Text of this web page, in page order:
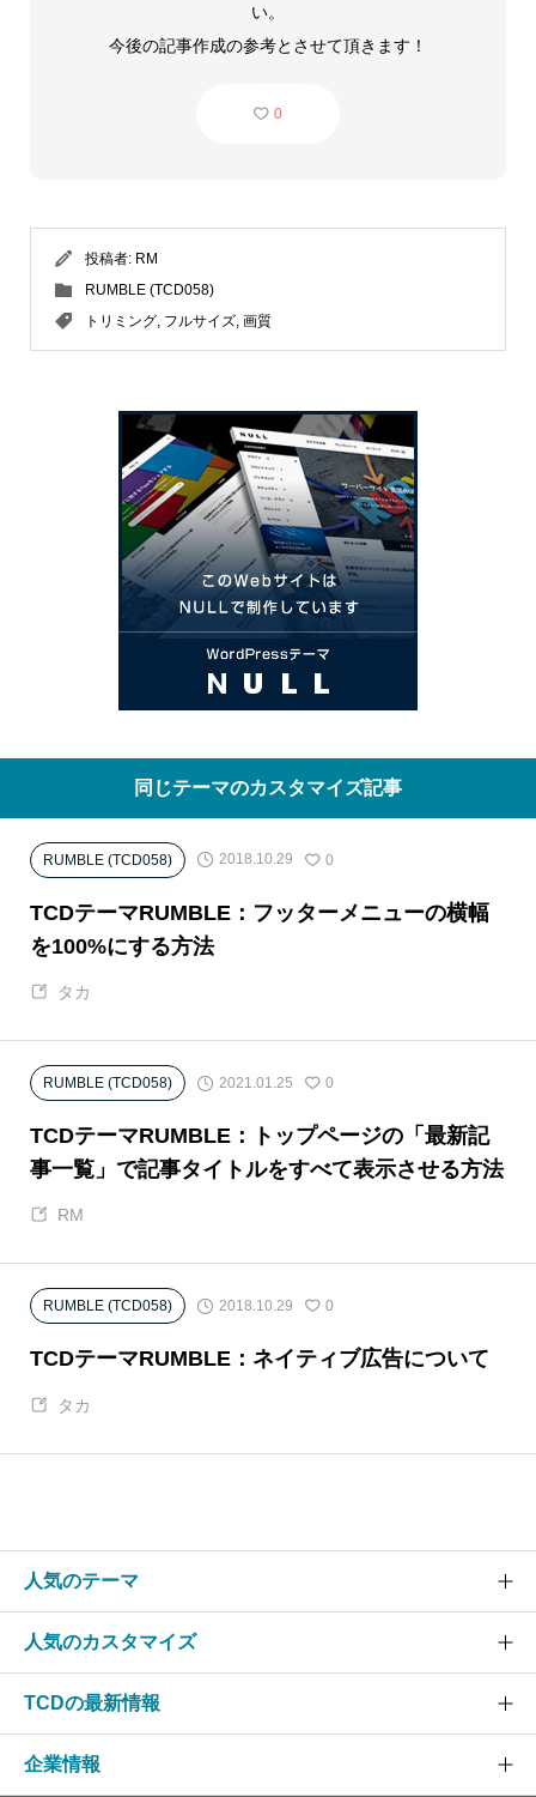
い。
今後の記事作成の参考とさせて頂きます！
0
投稿者: RM
RUMBLE (TCD058)
トリミング, フルサイズ, 画質
同じテーマのカスタマイズ記事
RUMBLE (TCD058) 2018.10.29 0
TCDテーマRUMBLE：フッターメニューの横幅
を100%にする方法
タカ
RUMBLE (TCD058) 2021.01.25 0
TCDテーマRUMBLE：トップページの「最新記
事一覧」で記事タイトルをすべて表示させる方法
RM
RUMBLE (TCD058) 2018.10.29 0
TCDテーマRUMBLE：ネイティブ広告について
タカ
人気のテーマ
SOLARIS
NANO
人気のカスタマイズ
グローバルメニュー
TCDの最新情報
TCDニュース
企業情報